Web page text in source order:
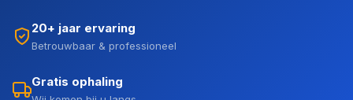
20+ jaar ervaring
Betrouwbaar & professioneel
Gratis ophaling